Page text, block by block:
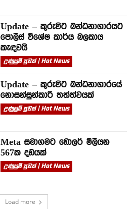
Update – කුරුවිට බන්ධනාගාරයට
පොලිස් විශේෂ කාර්ය බලකාය
කැඳවයි
උණුසුම් පුවත් | Hot News
Update – කුරුවිට බන්ධනාගාරයේ
නොසන්සුන්කාරී තත්ත්වයක්
උණුසුම් පුවත් | Hot News
Meta සමාගමට ඩොලර් මිලියන
567ක දඩයක්
උණුසුම් පුවත් | Hot News
Load more